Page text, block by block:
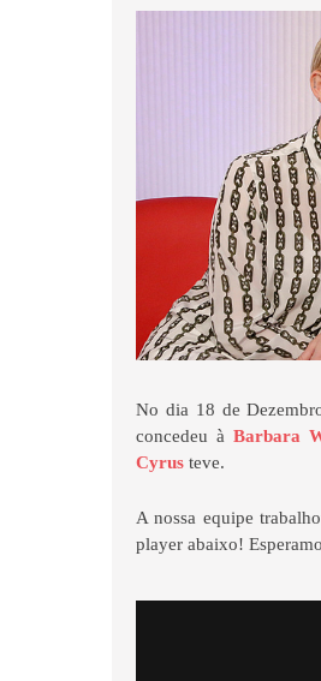
No dia 18 de
concedeu àBarbara
Cyrus teve.
A nossa equipe
player abaixo!